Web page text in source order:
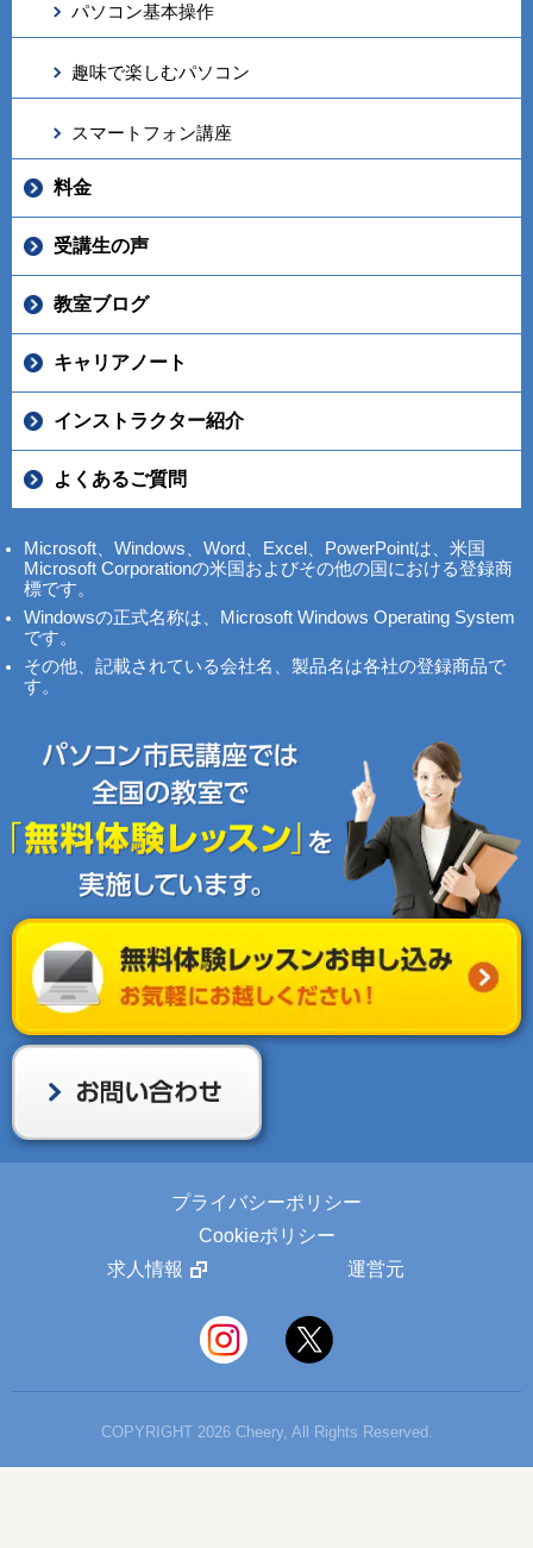
パソコン基本操作
趣味で楽しむパソコン
スマートフォン講座
料金
受講生の声
教室ブログ
キャリアノート
インストラクター紹介
よくあるご質問
Microsoft、Windows、Word、Excel、PowerPointは、米国
Microsoft Corporationの米国およびその他の国における登録商
標です。
Windowsの正式名称は、Microsoft Windows Operating System
です。
その他、記載されている会社名、製品名は各社の登録商品で
す。
プライバシーポリシー
Cookieポリシー
求人情報
運営元
COPYRIGHT 2026 Cheery, All Rights Reserved.